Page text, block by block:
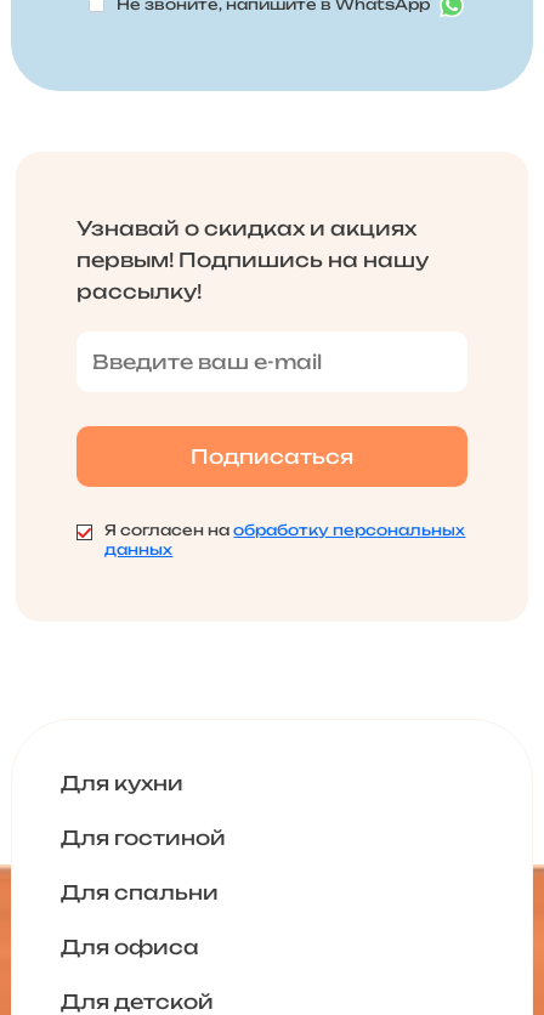
Не звоните, напишите в WhatsApp
Узнавай о скидках и акциях
первым! Подпишись на нашу
рассылку!
Я согласен наобработку персональных
данных
Для кухни
Для гостиной
Для спальни
Для офиса
Для детской